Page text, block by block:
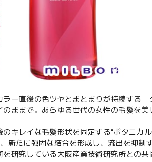
ー直後の色ツヤとまとまりが持続する
ままで。あらゆる世代の女性の毛髪を美
のキレイな毛髪形状を固定する“ボタニカ
新たに強固な結合を形成し、流出を抑制
研究している大阪産業技術研究所との共